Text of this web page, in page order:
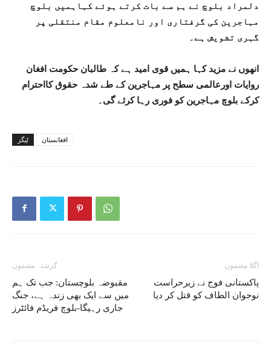
دلمراد بلوچ نے ہم سے بات کرتے ہوئے کہاہمیں بلوچ
مہاجرین کی گرفتاری اور نامعلوم مقام منتقلی پر
گہری تشویش ہے۔
انھوں نے مزید کہا ہمیں قوی امید ہے کہ طالبان حکومت افغان
روایات اورعالمی سطح پر مہاجرین کے طے شدہ حقوق کااحترام
کرکے بلوچ مہاجرین کو فوری رہا کرئے گی۔
ٹیگز افغانستان
گزشتہ مضمون
مقبوضہ بلوچستان: جب تک ہم
میں سے ایک بھی زندہ ہے، جنگ
جاری رہیگا-بلوچ فریڈم فائٹرز
اگلا مضمون
پاکستانی فوج نے زیرحراست
نوجوان الطاف کو قتل کر دیا